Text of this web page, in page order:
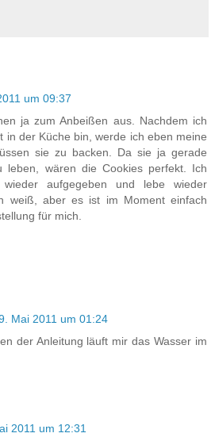
um 09:37
ja zum Anbeißen aus. Nachdem ich
in der Küche bin, werde ich eben meine
sie zu backen. Da sie ja gerade
leben, wären die Cookies perfekt. Ich
wieder aufgegeben und lebe wieder
weiß, aber es ist im Moment einfach
für mich.
Mai 2011 um 01:24
der Anleitung läuft mir das Wasser im
2011 um 12:31